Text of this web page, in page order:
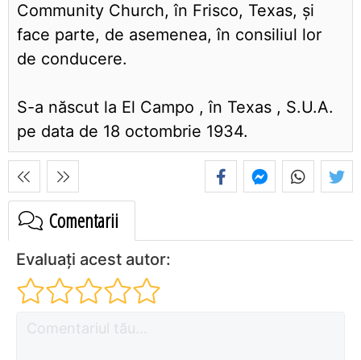
Community Church, în Frisco, Texas, și
face parte, de asemenea, în consiliul lor
de conducere.
S-a născut la El Campo , în Texas , S.U.A.
pe data de 18 octombrie 1934.
Comentarii
Evaluați acest autor: